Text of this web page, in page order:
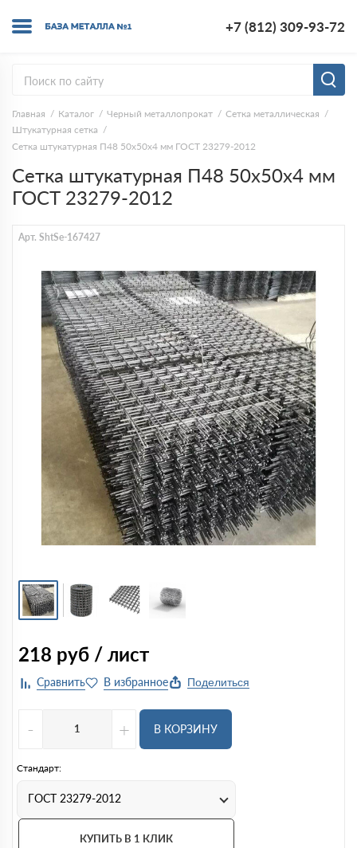
+7 (812) 309-93-72
Главная Каталог Черный металлопрокат
Сетка металлическая
Штукатурная сетка
Сетка штукатурная П48 50х50х4 мм ГОСТ 23279-2012
Сетка штукатурная П48 50х50х4 мм
ГОСТ 23279-2012
Арт. ShtSe-167427
218 руб / лист
Поделиться
- + В КОРЗИНУ
Стандарт:
ГОСТ 23279-2012
КУПИТЬ В 1 КЛИК